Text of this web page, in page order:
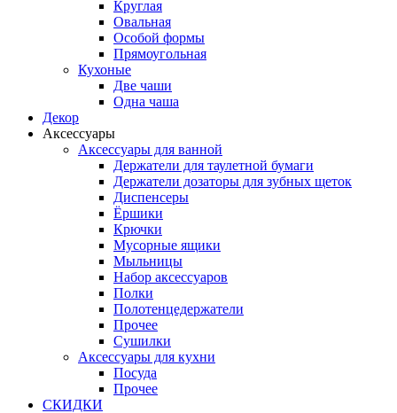
Круглая
Овальная
Особой формы
Прямоугольная
Кухоные
Две чаши
Одна чаша
Декор
Аксессуары
Аксессуары для ванной
Держатели для таулетной бумаги
Держатели дозаторы для зубных щеток
Диспенсеры
Ёршики
Крючки
Мусорные ящики
Мыльницы
Набор аксессуаров
Полки
Полотенцедержатели
Прочее
Сушилки
Аксессуары для кухни
Посуда
Прочее
СКИДКИ